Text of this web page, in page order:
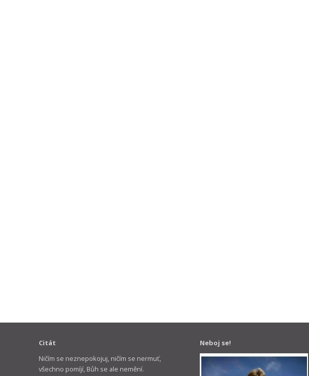
Citát
Ničím se neznepokojuj, ničím se nermuť,
všechno pomíjí, Bůh se ale nemění.
Neboj se!